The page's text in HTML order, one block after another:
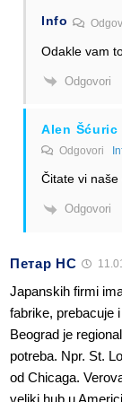
Info
Odakle vam
Odgovori
Alen Šćuric
Odgovori
Čitate vi
Odgovori
Петар НС
Japanskih firmi
fabrike, prebacuje
Beograd je
potreba. Npr. St.
od Chicaga.
veliki hub u